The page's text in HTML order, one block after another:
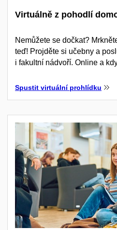
Virtuálně z pohodlí
Nemůžete se dočkat?
teď! Projděte si učebny a
i fakultní nádvoří. Online a
Spustit virtuální prohlídku